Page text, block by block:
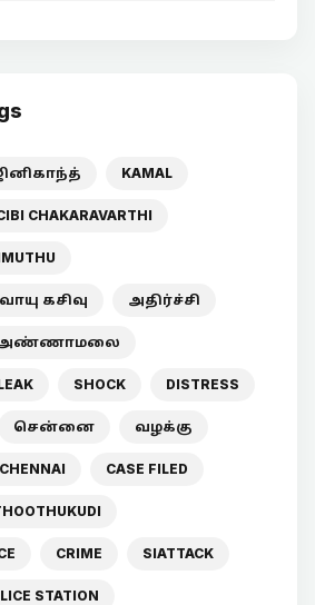
KAMAL
CHAKARAVARTHI
கசிவு அதிர்ச்சி
SHOCK DISTRESS
சென்னை வழக்கு
CHENNAI CASE FILED
CRIME SIATTACK
STATION